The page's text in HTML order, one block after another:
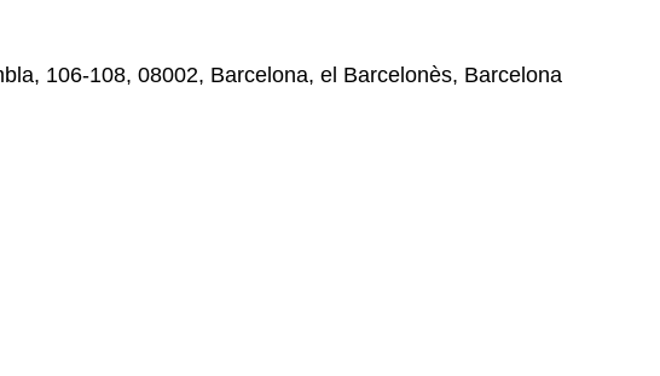
106-108, 08002, Barcelona, el Barcelonès, Barcelona